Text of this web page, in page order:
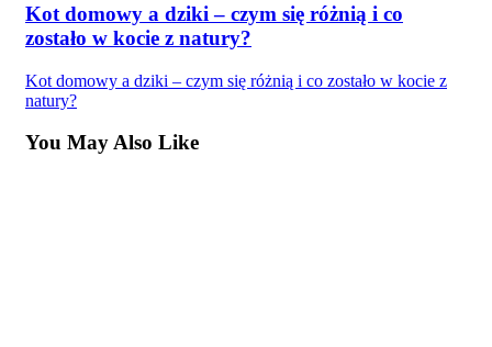
Kot domowy a dziki – czym się różnią i co
zostało w kocie z natury?
Kot domowy a dziki – czym się różnią i co zostało w kocie z
natury?
You May Also Like